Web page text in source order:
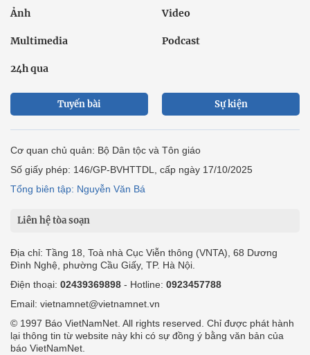
Ảnh Video
Multimedia Podcast
24h qua
Tuyến bài Sự kiện
Cơ quan chủ quản: Bộ Dân tộc và Tôn giáo
Số giấy phép: 146/GP-BVHTTDL, cấp ngày 17/10/2025
Tổng biên tập: Nguyễn Văn Bá
Liên hệ tòa soạn
Địa chỉ: Tầng 18, Toà nhà Cục Viễn thông (VNTA), 68 Dương
Đình Nghệ, phường Cầu Giấy, TP. Hà Nội.
Điện thoại: 02439369898 - Hotline: 0923457788
Email: vietnamnet@vietnamnet.vn
© 1997 Báo VietNamNet. All rights reserved. Chỉ được phát hành
lại thông tin từ website này khi có sự đồng ý bằng văn bản của
báo VietNamNet.